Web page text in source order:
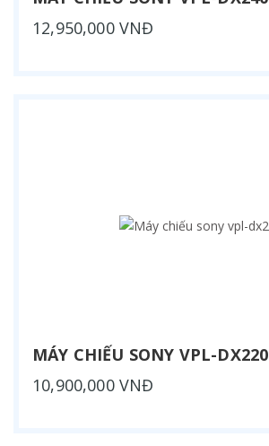
12,950,000 VNĐ
MÁY CHIẾU SONY VPL-DX220
10,900,000 VNĐ